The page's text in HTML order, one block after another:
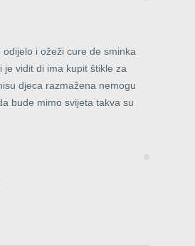
odijelo i ožeži cure de sminka
je vidit di ima kupit štikle za
djeca razmažena nemogu
bude mimo svijeta takva su